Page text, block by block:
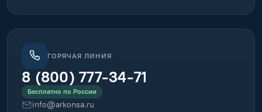
ГОРЯЧАЯ ЛИНИЯ
8 (800) 777-34-71
Бесплатно по России
info@arkonsa.ru